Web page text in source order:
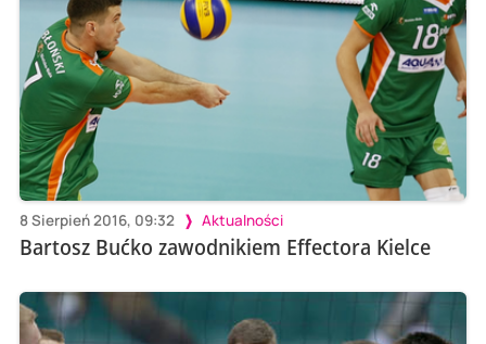
8 Sierpień 2016, 09:32 Aktualności
Bartosz Bućko zawodnikiem Effectora Kielce